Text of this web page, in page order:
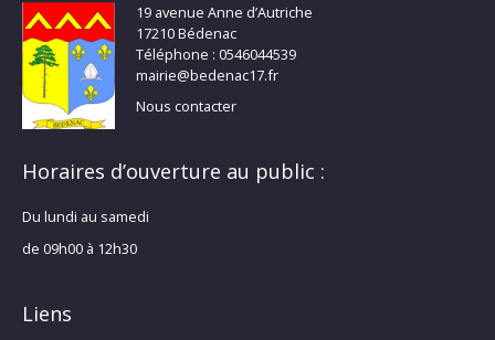
19 avenue Anne d’Autriche
17210 Bédenac
Téléphone : 0546044539
mairie@bedenac17.fr
Nous contacter
Horaires d’ouverture au public :
Du lundi au samedi
de 09h00 à 12h30
Liens